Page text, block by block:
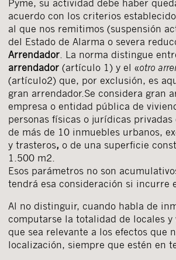
Pyme, su actividad debe haber
acuerdo con los criterios
al que nos remitimos (suspensión
del Estado de Alarma o severa
Arrendador. La norma distingue
arrendador (artículo 1) y el «otro
(artículo2) que, por exclusión, es
gran arrendador.Se considera gran
empresa o entidad pública de
personas físicas o jurídicas
de más de 10 inmuebles urbanos,
y trasteros, o de una superficie
1.500 m2.
Esos parámetros no son
tendrá esa consideración si incurre
Al no distinguir, cuando habla de
computarse la totalidad de locales y
que sea relevante a los efectos que
localización, siempre que estén en